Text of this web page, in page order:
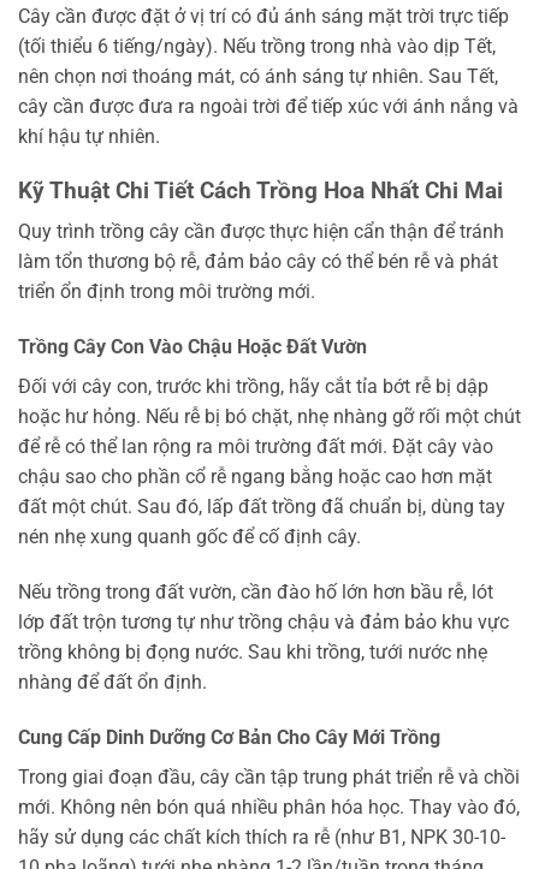
Cây cần được đặt ở vị trí có đủ ánh sáng mặt trời trực tiếp
(tối thiểu 6 tiếng/ngày). Nếu trồng trong nhà vào dịp Tết,
nên chọn nơi thoáng mát, có ánh sáng tự nhiên. Sau Tết,
cây cần được đưa ra ngoài trời để tiếp xúc với ánh nắng và
khí hậu tự nhiên.
Kỹ Thuật Chi Tiết Cách Trồng Hoa Nhất Chi Mai
Quy trình trồng cây cần được thực hiện cẩn thận để tránh
làm tổn thương bộ rễ, đảm bảo cây có thể bén rễ và phát
triển ổn định trong môi trường mới.
Trồng Cây Con Vào Chậu Hoặc Đất Vườn
Đối với cây con, trước khi trồng, hãy cắt tỉa bớt rễ bị dập
hoặc hư hỏng. Nếu rễ bị bó chặt, nhẹ nhàng gỡ rối một chút
để rễ có thể lan rộng ra môi trường đất mới. Đặt cây vào
chậu sao cho phần cổ rễ ngang bằng hoặc cao hơn mặt
đất một chút. Sau đó, lấp đất trồng đã chuẩn bị, dùng tay
nén nhẹ xung quanh gốc để cố định cây.
Nếu trồng trong đất vườn, cần đào hố lớn hơn bầu rễ, lót
lớp đất trộn tương tự như trồng chậu và đảm bảo khu vực
trồng không bị đọng nước. Sau khi trồng, tưới nước nhẹ
nhàng để đất ổn định.
Cung Cấp Dinh Dưỡng Cơ Bản Cho Cây Mới Trồng
Trong giai đoạn đầu, cây cần tập trung phát triển rễ và chồi
mới. Không nên bón quá nhiều phân hóa học. Thay vào đó,
hãy sử dụng các chất kích thích ra rễ (như B1, NPK 30-10-